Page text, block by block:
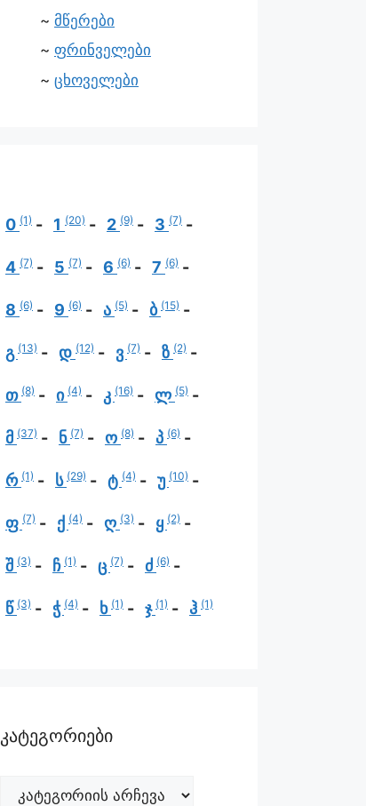
მწერები
ფრინველები
ცხოველები
0 (1) 1 (20) 2 (9) 3 (7)
4 (7) 5 (7) 6 (6) 7 (6)
8 (6) 9 (6) ა (5) ბ (15)
გ (13) დ (12) ვ (7) ზ (2)
თ (8) ი (4) კ (16) ლ (5)
მ (37) ნ (7) ო (8) პ (6)
რ (1) ს (29) ტ (4) უ (10)
ფ (7) ქ (4) ღ (3) ყ (2)
შ (3) ჩ (1) ც (7) ძ (6)
წ (3) ჭ (4) ხ (1) ჯ (1) ჰ (1)
კატეგორიები